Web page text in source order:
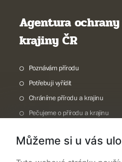
Agentura
krajiny ČR
Poznávám přírodu
Potřebuji vyřídit
Chráníme přírodu a krajinu
Pečujeme o přírodu a krajinu
O nás
Můžeme si u vás